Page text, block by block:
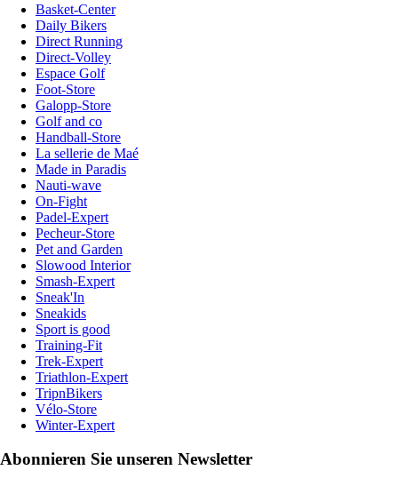
Basket-Center
Daily Bikers
Direct Running
Direct-Volley
Espace Golf
Foot-Store
Galopp-Store
Golf and co
Handball-Store
La sellerie de Maé
Made in Paradis
Nauti-wave
On-Fight
Padel-Expert
Pecheur-Store
Pet and Garden
Slowood Interior
Smash-Expert
Sneak'In
Sneakids
Sport is good
Training-Fit
Trek-Expert
Triathlon-Expert
TripnBikers
Vélo-Store
Winter-Expert
Abonnieren Sie unseren Newsletter